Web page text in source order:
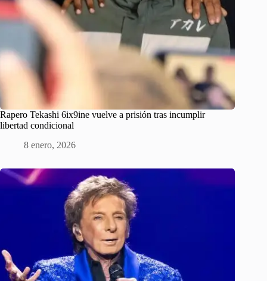
Rapero Tekashi 6ix9ine vuelve a prisión tras incumplir
libertad condicional
8 enero, 2026